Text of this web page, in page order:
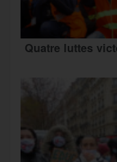
Quatre luttes